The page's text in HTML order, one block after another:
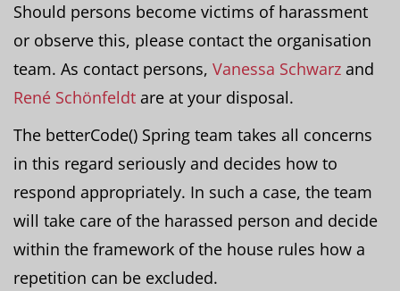
Should persons become victims of harassment
or observe this, please contact the organisation
team. As contact persons, Vanessa Schwarz and
René Schönfeldt are at your disposal.
The betterCode() Spring team takes all concerns
in this regard seriously and decides how to
respond appropriately. In such a case, the team
will take care of the harassed person and decide
within the framework of the house rules how a
repetition can be excluded.